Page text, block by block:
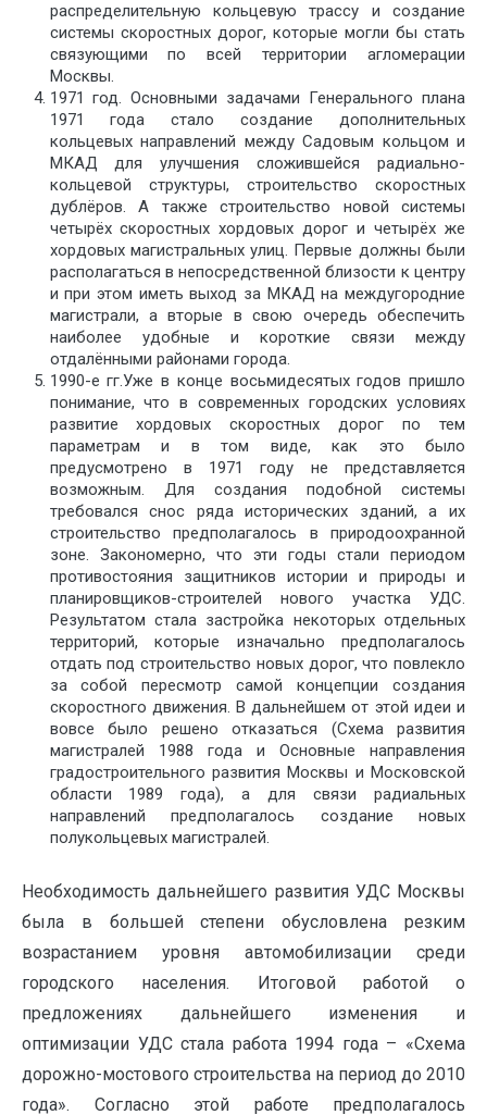
распределительную кольцевую трассу и создание
системы скоростных дорог, которые могли бы стать
связующими по всей территории агломерации
Москвы.
1971 год. Основными задачами Генерального плана
1971 года стало создание дополнительных
кольцевых направлений между Садовым кольцом и
МКАД для улучшения сложившейся радиально-
кольцевой структуры, строительство скоростных
дублёров. А также строительство новой системы
четырёх скоростных хордовых дорог и четырёх же
хордовых магистральных улиц. Первые должны были
располагаться в непосредственной близости к центру
и при этом иметь выход за МКАД на междугородние
магистрали, а вторые в свою очередь обеспечить
наиболее удобные и короткие связи между
отдалёнными районами города.
1990-е гг.Уже в конце восьмидесятых годов пришло
понимание, что в современных городских условиях
развитие хордовых скоростных дорог по тем
параметрам и в том виде, как это было
предусмотрено в 1971 году не представляется
возможным. Для создания подобной системы
требовался снос ряда исторических зданий, а их
строительство предполагалось в природоохранной
зоне. Закономерно, что эти годы стали периодом
противостояния защитников истории и природы и
планировщиков-строителей нового участка УДС.
Результатом стала застройка некоторых отдельных
территорий, которые изначально предполагалось
отдать под строительство новых дорог, что повлекло
за собой пересмотр самой концепции создания
скоростного движения. В дальнейшем от этой идеи и
вовсе было решено отказаться (Схема развития
магистралей 1988 года и Основные направления
градостроительного развития Москвы и Московской
области 1989 года), а для связи радиальных
направлений предполагалось создание новых
полукольцевых магистралей.
Необходимость дальнейшего развития УДС Москвы
была в большей степени обусловлена резким
возрастанием уровня автомобилизации среди
городского населения. Итоговой работой о
предложениях дальнейшего изменения и
оптимизации УДС стала работа 1994 года – «Схема
дорожно-мостового строительства на период до 2010
года». Согласно этой работе предполагалось